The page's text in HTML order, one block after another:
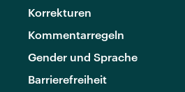
Korrekturen
Kommentarregeln
Gender und Sprache
Barrierefreiheit